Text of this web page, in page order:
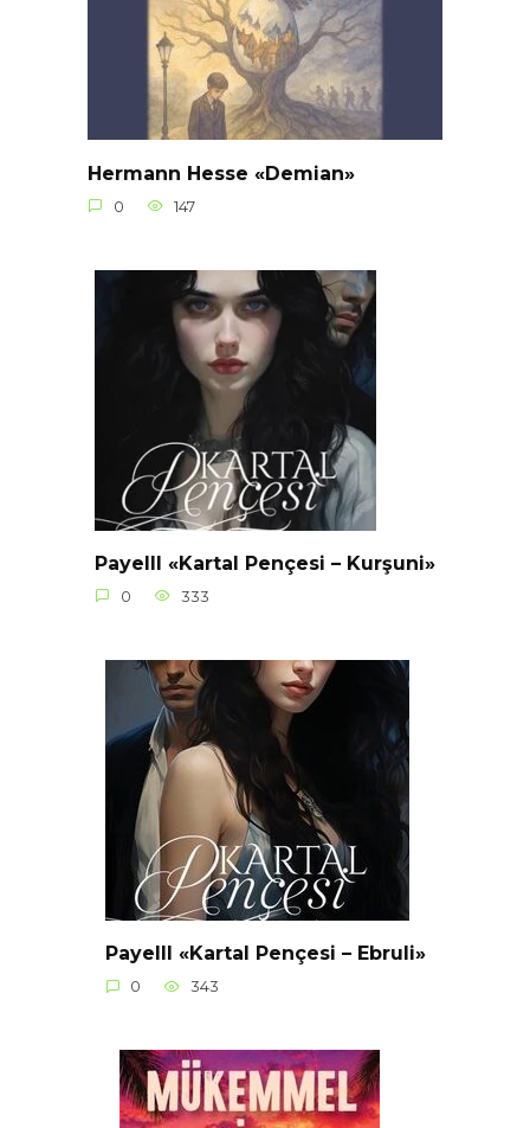
Hermann Hesse «Demian»
0 147
Payelll «Kartal Pençesi – Kurşuni»
0 333
Payelll «Kartal Pençesi – Ebruli»
0 343